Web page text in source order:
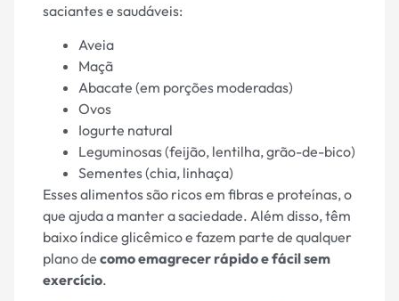
saciantes e saudáveis:
Aveia
Maçã
Abacate (em porções moderadas)
Ovos
Iogurte natural
Leguminosas (feijão, lentilha, grão-de-bico)
Sementes (chia, linhaça)
Esses alimentos são ricos em fibras e proteínas, o
que ajuda a manter a saciedade. Além disso, têm
baixo índice glicêmico e fazem parte de qualquer
plano de como emagrecer rápido e fácil sem
exercício.